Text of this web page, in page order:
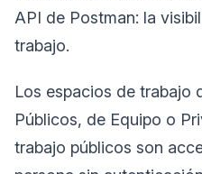
API de Postman: la
trabajo.
Los espacios de trabajo
Públicos, de Equipo o
trabajo públicos son